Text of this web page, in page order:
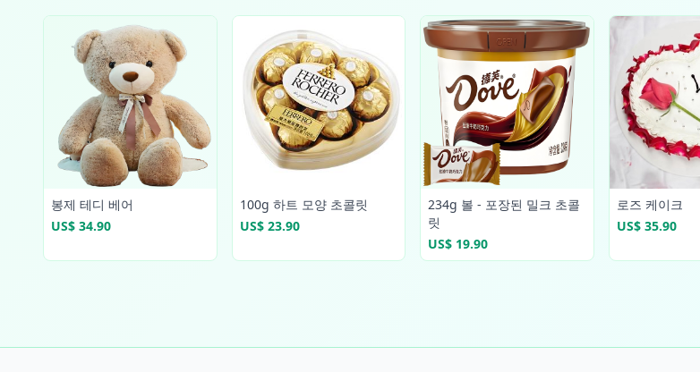
봉제 테디 베어
US$ 34.90
100g 하트 모양 초콜릿
US$ 23.90
234g 볼 - 포장된 밀크 초콜
릿
US$ 19.90
로즈 케이크
US$ 35.90